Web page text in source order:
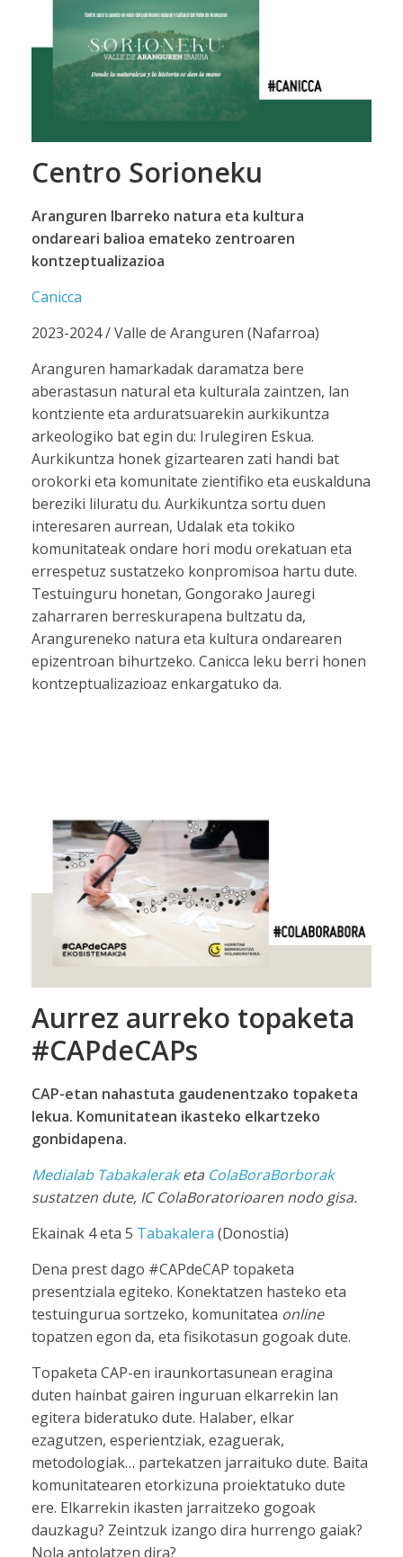
Centro Sorioneku
Aranguren Ibarreko natura eta kultura
ondareari balioa emateko zentroaren
kontzeptualizazioa
Canicca
2023-2024 / Valle de Aranguren (Nafarroa)
Aranguren hamarkadak daramatza bere
aberastasun natural eta kulturala zaintzen, lan
kontziente eta arduratsuarekin aurkikuntza
arkeologiko bat egin du: Irulegiren Eskua.
Aurkikuntza honek gizartearen zati handi bat
orokorki eta komunitate zientifiko eta euskalduna
bereziki liluratu du. Aurkikuntza sortu duen
interesaren aurrean, Udalak eta tokiko
komunitateak ondare hori modu orekatuan eta
errespetuz sustatzeko konpromisoa hartu dute.
Testuinguru honetan, Gongorako Jauregi
zaharraren berreskurapena bultzatu da,
Arangureneko natura eta kultura ondarearen
epizentroan bihurtzeko. Canicca leku berri honen
kontzeptualizazioaz enkargatuko da.
Aurrez aurreko topaketa
#CAPdeCAPs
CAP-etan nahastuta gaudenentzako topaketa
lekua. Komunitatean ikasteko elkartzeko
gonbidapena.
Medialab Tabakaleraketa ColaBoraBorborak
sustatzen dute, IC ColaBoratorioaren nodo gisa.
Ekainak 4 eta 5 Tabakalera (Donostia)
Dena prest dago #CAPdeCAP topaketa
presentziala egiteko. Konektatzen hasteko eta
testuingurua sortzeko, komunitatea online
topatzen egon da, eta fisikotasun gogoak dute.
Topaketa CAP-en iraunkortasunean eragina
duten hainbat gairen inguruan elkarrekin lan
egitera bideratuko dute. Halaber, elkar
ezagutzen, esperientziak, ezaguerak,
metodologiak… partekatzen jarraituko dute. Baita
komunitatearen etorkizuna proiektatuko dute
ere. Elkarrekin ikasten jarraitzeko gogoak
dauzkagu? Zeintzuk izango dira hurrengo gaiak?
Nola antolatzen dira?